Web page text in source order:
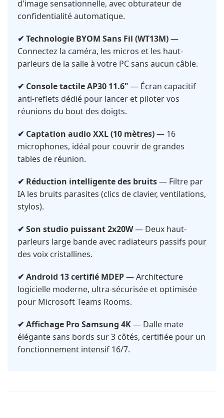
d'image sensationnelle, avec obturateur de
confidentialité automatique.
Technologie BYOM Sans Fil (WT13M)—
Connectez la caméra, les micros et les haut-
parleurs de la salle à votre PC sans aucun câble.
Console tactile AP30 11.6" — Écran capacitif
anti-reflets dédié pour lancer et piloter vos
réunions du bout des doigts.
Captation audio XXL (10 mètres)— 16
microphones, idéal pour couvrir de grandes
tables de réunion.
Réduction intelligente des bruits— Filtre par
IA les bruits parasites (clics de clavier, ventilations,
stylos).
Son studio puissant 2x20W— Deux haut-
parleurs large bande avec radiateurs passifs pour
des voix cristallines.
Android 13 certifié MDEP— Architecture
logicielle moderne, ultra-sécurisée et optimisée
pour Microsoft Teams Rooms.
Affichage Pro Samsung 4K— Dalle mate
élégante sans bords sur 3 côtés, certifiée pour un
fonctionnement intensif 16/7.